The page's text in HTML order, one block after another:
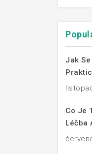
Jak
Co Je
Léčba